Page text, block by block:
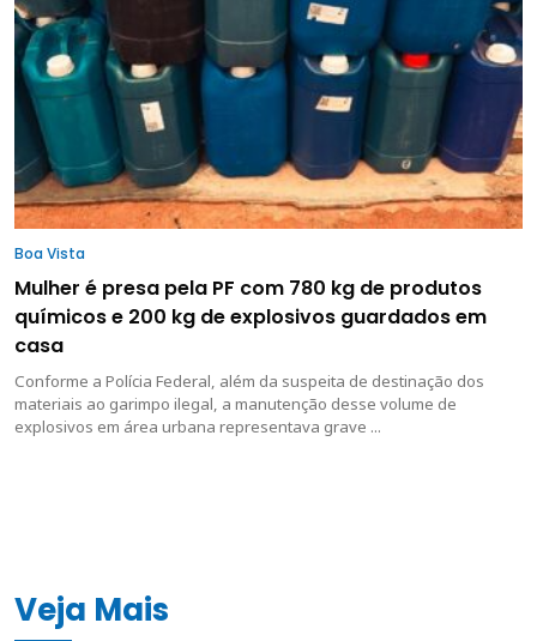
Boa Vista
Mulher é presa pela PF com 780 kg de produtos
químicos e 200 kg de explosivos guardados em
casa
Conforme a Polícia Federal, além da suspeita de destinação dos
materiais ao garimpo ilegal, a manutenção desse volume de
explosivos em área urbana representava grave ...
Veja Mais